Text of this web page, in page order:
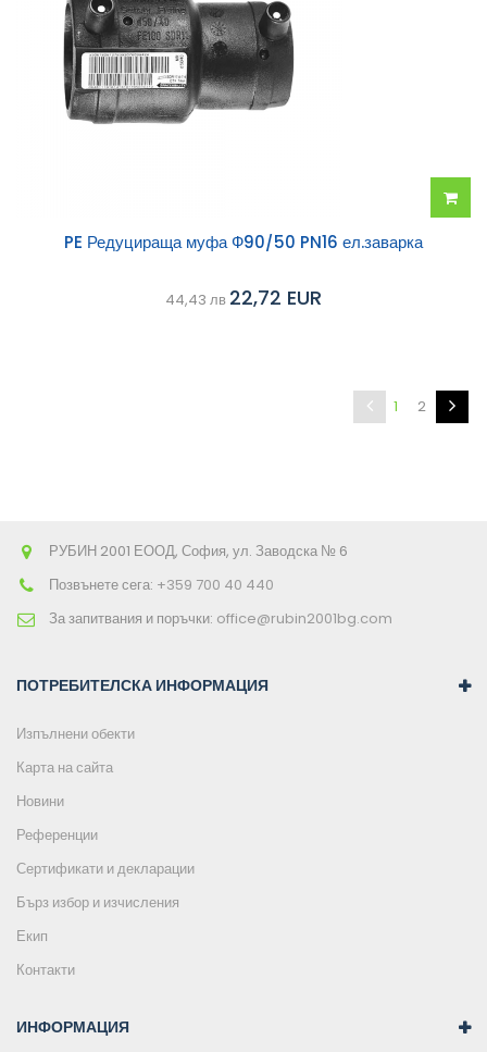
PE Редуцираща муфа Ф90/50 PN16 ел.заварка
44,43 лв 22,72 EUR
1 2
РУБИН 2001 ЕООД, София, ул. Заводска № 6
Позвънете сега: +359 700 40 440
За запитвания и поръчки: office@rubin2001bg.com
ПОТРЕБИТЕЛСКА ИНФОРМАЦИЯ
Изпълнени обекти
Карта на сайта
Новини
Референции
Сертификати и декларации
Бърз избор и изчисления
Екип
Контакти
ИНФОРМАЦИЯ